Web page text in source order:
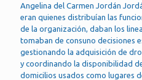
Angelina del Carmen Jordán
eran quienes distribuían las
de la organización, daban los
tomaban de consuno decisiones
gestionando la adquisición de
y coordinando la disponibilidad
domicilios usados como lugares